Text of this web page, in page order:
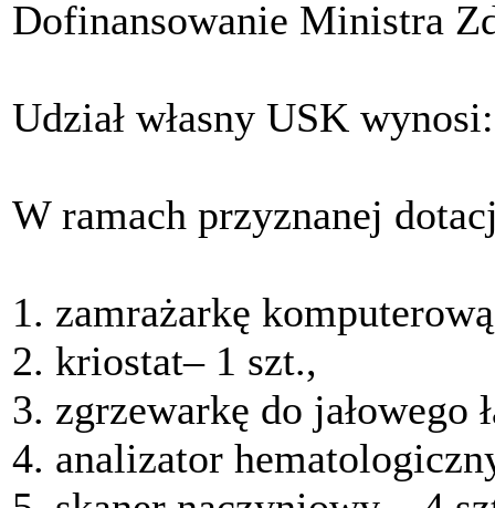
Dofinansowanie Ministra
Udział własny USK wynosi:
W ramach przyznanej
1. zamrażarkę
2. kriostat– 1 szt.,
3. zgrzewarkę do jałowego
4. analizator